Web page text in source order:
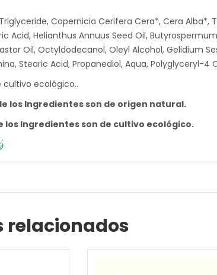
Copernicia Cerifera Cera*, Cera Alba*,
Acid, Helianthus Annuus Seed Oil,
Oil, Octyldodecanol, Oleyl Alcohol, Gelidium
Stearic Acid, Propanediol, Aqua, Polyglyceryl-4
cultivo ecológico..
los Ingredientes son de origen natural.
los Ingredientes son de cultivo ecológico.
relacionados